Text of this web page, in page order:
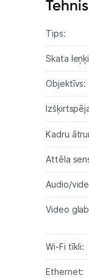
Tips:
Skata
Objektīvs:
Kadru
Attēla
Audio/
Video
Wi-Fi tīkli:
Ethernet: